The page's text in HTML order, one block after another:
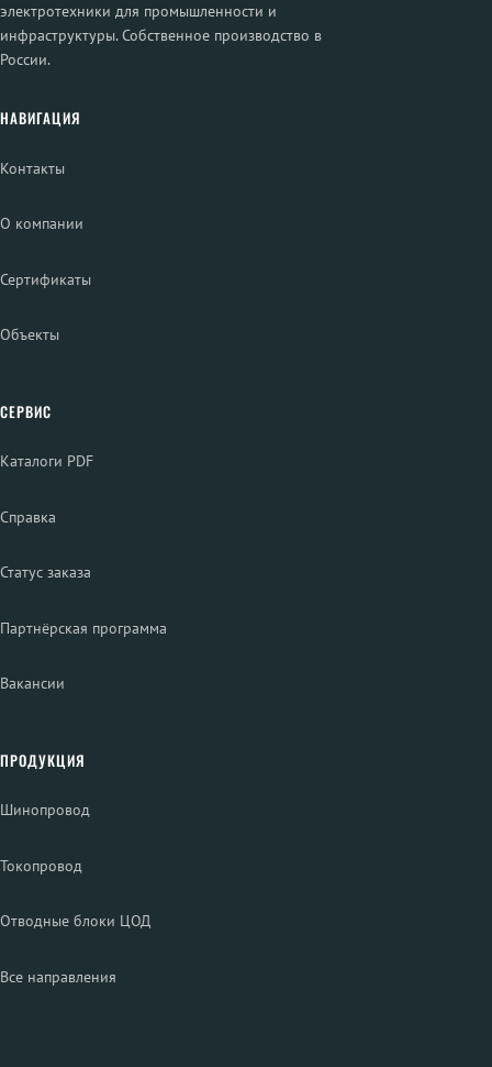
электротехники для промышленности и
инфраструктуры. Собственное производство в
России.
НАВИГАЦИЯ
Контакты
О компании
Сертификаты
Объекты
СЕРВИС
Каталоги PDF
Справка
Статус заказа
Партнёрская программа
Вакансии
ПРОДУКЦИЯ
Шинопровод
Токопровод
Отводные блоки ЦОД
Все направления